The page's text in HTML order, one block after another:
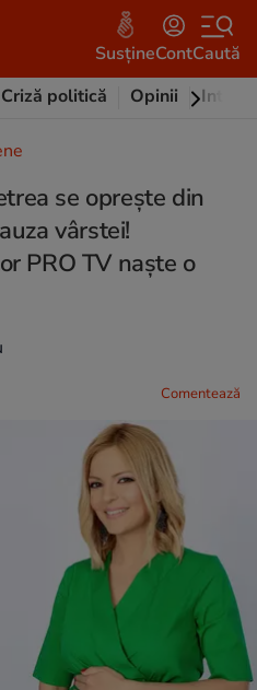
SusțineContCaută
Criză politică Opinii
se oprește din
vârstei!
PRO TV naște o
Comentează